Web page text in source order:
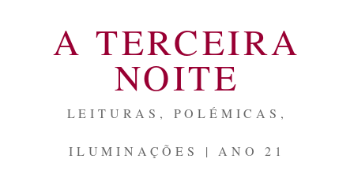
A TERCEIRA
NOITE
LEITURAS, POLÉMICAS,
ILUMINAÇÕES | ANO 21